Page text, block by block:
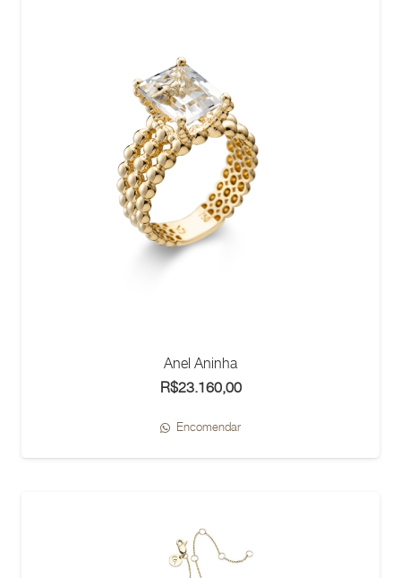
Anel Aninha
R$23.160,00
Encomendar